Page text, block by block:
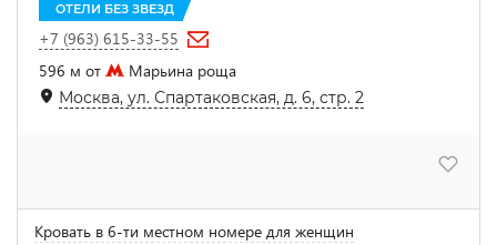
ОТЕЛИ БЕЗ ЗВЕЗД
+7 (963) 615-33-55
596 м от
Марьина роща
Москва, ул. Спартаковская, д. 6, стр. 2
Кровать в 6-ти местном номере для женщин